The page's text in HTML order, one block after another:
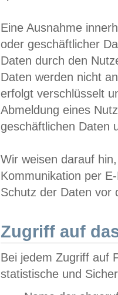
Eine Ausnahme
oder geschäftlicher
Daten durch den
Daten werden nicht
erfolgt verschlüsselt
Abmeldung eines
geschäftlichen Daten
Wir weisen darauf
Kommunikation per
Schutz der Daten vor
Zugriff auf
Bei jedem Zugriff auf
statistische und